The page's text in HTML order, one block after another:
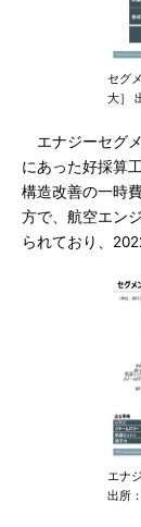
セグ
大］
エナジーセグ
にあった好採算
構造改善の一時
方で、航空エン
られており、
エナ
出所